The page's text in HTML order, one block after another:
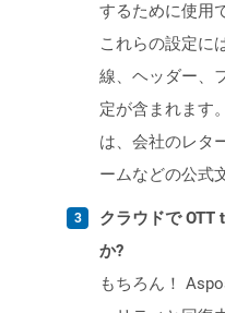
するために使用
これらの設定に
線、ヘッダー、
定が含まれます
は、会社のレタ
ームなどの公式
クラウドで OTT
か?
もちろん！